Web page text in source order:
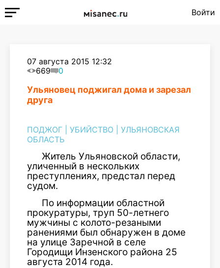
Войти
07 августа 2015 12:32
669
0
Ульяновец поджигал дома и зарезал
друга
ПОДЖОГ УБИЙСТВО
УЛЬЯНОВСКАЯ
ОБЛАСТЬ
Житель Ульяновской области,
уличенный в нескольких
преступлениях, предстал перед
судом.
По информации областной
прокуратуры, труп 50-летнего
мужчины с колото-резаными
ранениями был обнаружен в доме
на улице Заречной в селе
Городищи Инзенского района 25
августа 2014 года.